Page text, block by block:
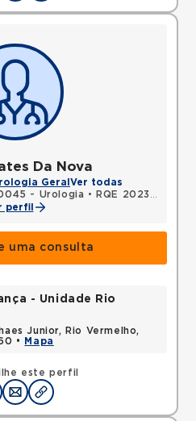
Da Nova
Geral Ver todas
- Urologia •
RQE 20239 - Cirurgia geral
perfil
uma consulta
este perfil
- Unidade Rio
Junior, Rio Vermelho,
•
Mapa